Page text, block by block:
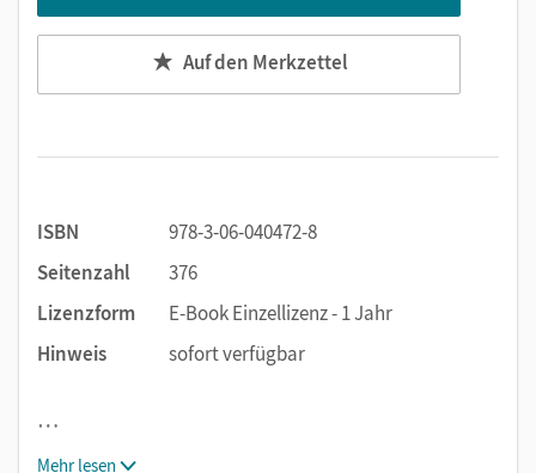
Auf den Merkzettel
ISBN
978-3-06-040472-8
Seitenzahl
376
Lizenzform
E-Book Einzellizenz - 1 Jahr
Hinweis
sofort verfügbar
…
Mehr lesen